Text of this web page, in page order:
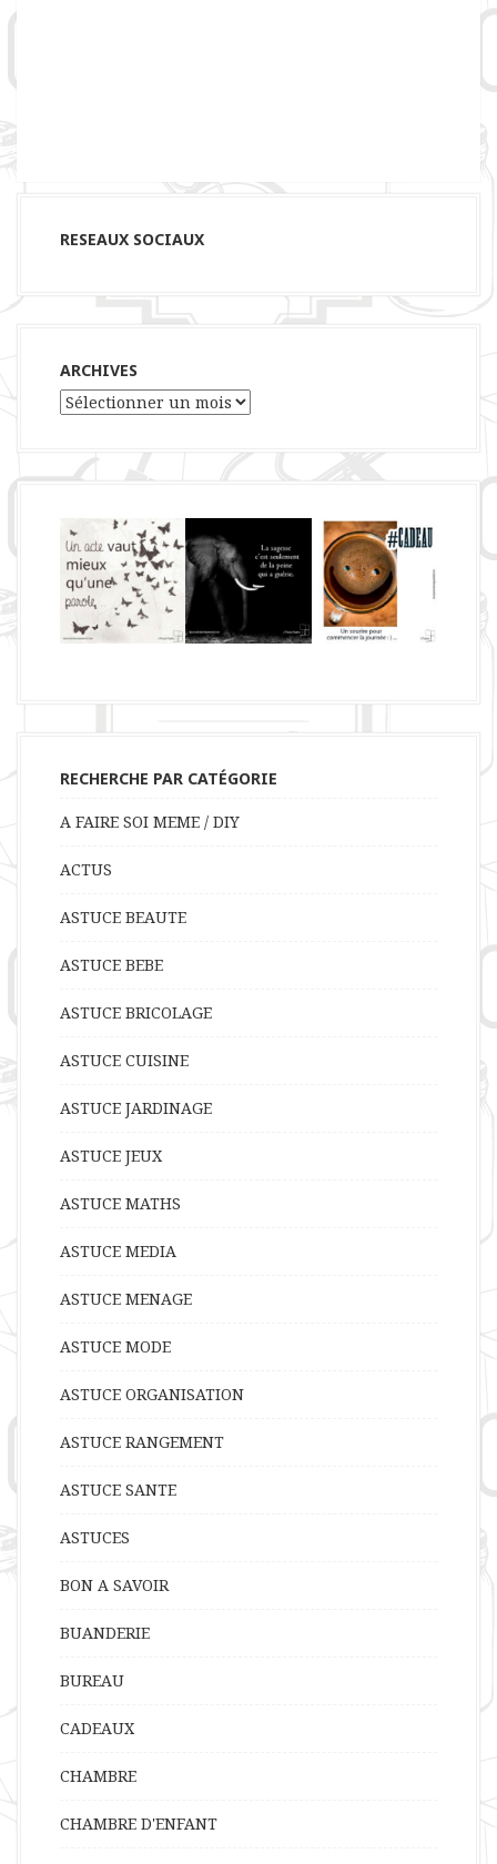
RESEAUX SOCIAUX
ARCHIVES
Archives
RECHERCHE PAR CATÉGORIE
A FAIRE SOI MEME / DIY
ACTUS
ASTUCE BEAUTE
ASTUCE BEBE
ASTUCE BRICOLAGE
ASTUCE CUISINE
ASTUCE JARDINAGE
ASTUCE JEUX
ASTUCE MATHS
ASTUCE MEDIA
ASTUCE MENAGE
ASTUCE MODE
ASTUCE ORGANISATION
ASTUCE RANGEMENT
ASTUCE SANTE
ASTUCES
BON A SAVOIR
BUANDERIE
BUREAU
CADEAUX
CHAMBRE
CHAMBRE D'ENFANT